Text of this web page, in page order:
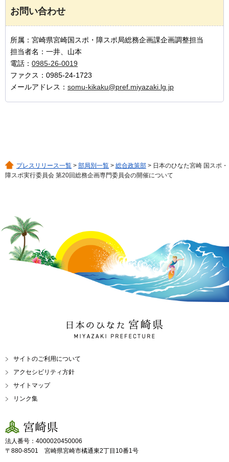
お問い合わせ
所属：宮崎県宮崎国スポ・障スポ局総務企画課企画調整担当
担当者名：一井、山本
電話： 0985-26-0019
ファクス：0985-24-1723
メールアドレス： somu-kikaku@pref.miyazaki.lg.jp
プレスリリース一覧 > 部局別一覧 > 総合政策部 > 日本のひなた宮崎 国スポ・
障スポ実行委員会 第20回総務企画専門委員会の開催について
日本のひなた 宮崎県
MIYAZAKI PREFECTURE
サイトのご利用について
アクセシビリティ方針
サイトマップ
リンク集
宮崎県
法人番号：4000020450006
〒880-8501 宮崎県宮崎市橘通東2丁目10番1号